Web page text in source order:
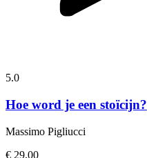
5.0
Hoe word je een stoïcijn?
Massimo Pigliucci
€ 29,00